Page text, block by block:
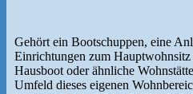
Gehört ein Bootschuppen, eine
Einrichtungen zum
Hausboot oder ähnliche
Umfeld dieses eigenen